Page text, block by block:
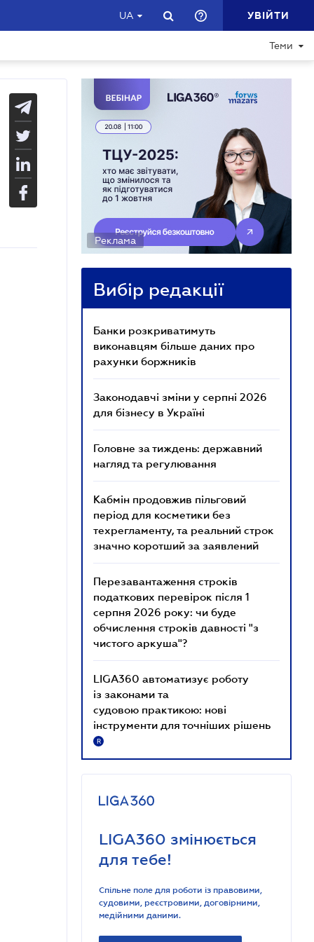
UA УВІЙТИ
Теми
Реклама
Вибір редакції
Банки розкриватимуть
виконавцям більше даних про
рахунки боржників
Законодавчі зміни у серпні 2026
для бізнесу в Україні
Головне за тиждень: державний
нагляд та регулювання
Кабмін продовжив пільговий
період для косметики без
техрегламенту, та реальний строк
значно коротший за заявлений
Перезавантаження строків
податкових перевірок після 1
серпня 2026 року: чи буде
обчислення строків давності "з
чистого аркуша"?
LIGA360 автоматизує роботу
із законами та
судовою практикою: нові
інструменти для точніших рішень
R
LIGA360 змінюється
для тебе!
Спільне поле для роботи із правовими,
судовими, реєстровими, договірними,
медійними даними.